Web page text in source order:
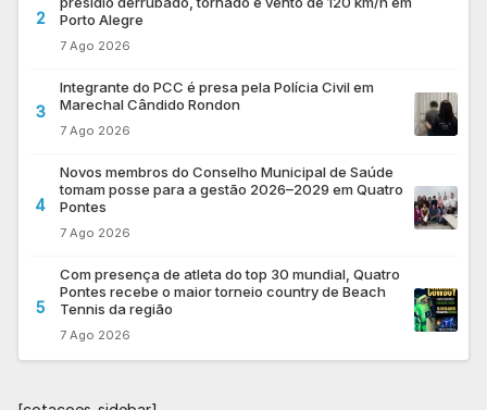
2
Porto Alegre
7 Ago 2026
3
Integrante do PCC é presa pela Polícia Civil em
Marechal Cândido Rondon
7 Ago 2026
4
Novos membros do Conselho Municipal de Saúde
tomam posse para a gestão 2026–2029 em Quatro
Pontes
7 Ago 2026
5
Com presença de atleta do top 30 mundial, Quatro
Pontes recebe o maior torneio country de Beach
Tennis da região
7 Ago 2026